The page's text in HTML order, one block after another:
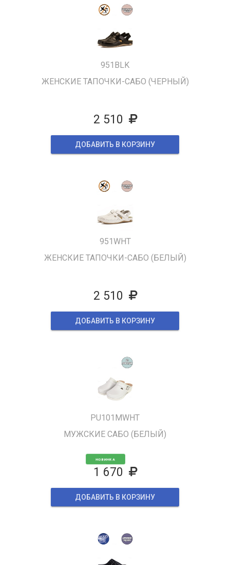
951BLK
ЖЕНСКИЕ ТАПОЧКИ-САБО (ЧЕРНЫЙ)
2 510
ДОБАВИТЬ В КОРЗИНУ
951WHT
ЖЕНСКИЕ ТАПОЧКИ-САБО (БЕЛЫЙ)
2 510
ДОБАВИТЬ В КОРЗИНУ
PU101MWHT
МУЖСКИЕ САБО (БЕЛЫЙ)
НОВИНКА
1 670
ДОБАВИТЬ В КОРЗИНУ